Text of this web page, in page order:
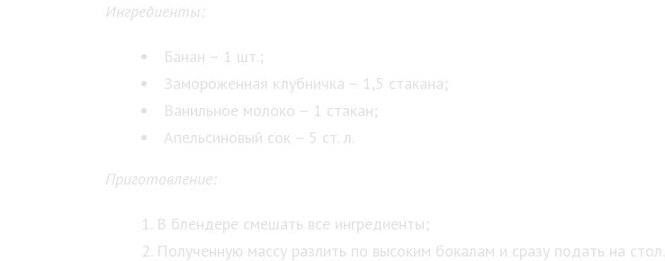
Ингредиенты:
Банан – 1 шт.;
Замороженная клубничка – 1,5 стакана;
Ванильное молоко – 1 стакан;
Апельсиновый сок – 5 ст. л.
Приготовление:
В блендере смешать все ингредиенты;
Полученную массу разлить по высоким бокалам и сразу подать на стол.